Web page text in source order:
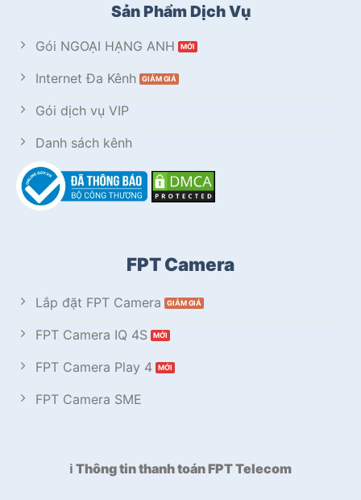
Sản Phẩm Dịch Vụ
Gói NGOẠI HẠNG ANH
Internet Đa Kênh
Gói dịch vụ VIP
Danh sách kênh
FPT Camera
Lắp đặt FPT Camera
FPT Camera IQ 4S
FPT Camera Play 4
FPT Camera SME
ℹ️ Thông tin thanh toán FPT Telecom